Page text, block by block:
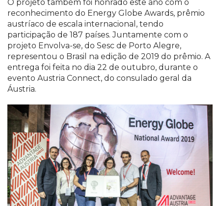
O projeto também foi honrado este ano com o
reconhecimento do Energy Globe Awards, prêmio
austríaco de escala internacional, tendo
participação de 187 países. Juntamente com o
projeto Envolva-se, do Sesc de Porto Alegre,
representou o Brasil na edição de 2019 do prêmio. A
entrega foi feita no dia 22 de outubro, durante o
evento Austria Connect, do consulado geral da
Áustria.